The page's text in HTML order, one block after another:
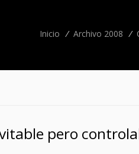
Inicio / Archivo 2008 /
pero